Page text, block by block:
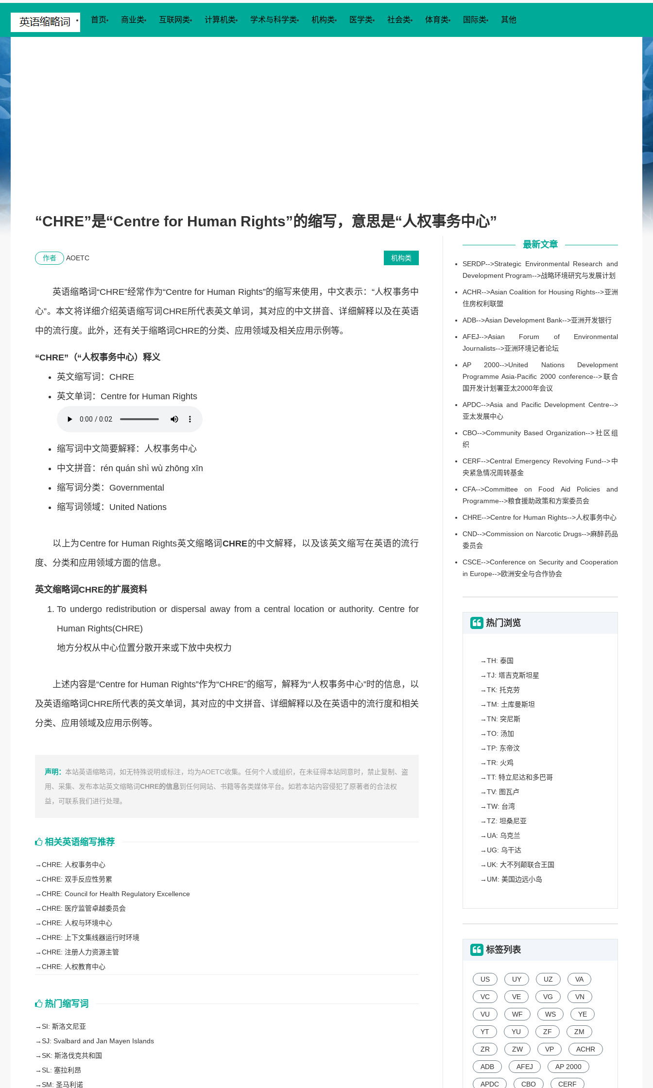
首页 商业类 互联网类 计算机类 学术与科学类 机构类 医学类 社会类 体育类 国际类 其他
“CHRE”是“Centre for Human Rights”的缩写，意思是“人权事务中心”
机构类
作者 AOETC
英语缩略词“CHRE”经常作为“Centre for Human Rights”的缩写来使用，中文表示：“人权事务中
心”。本文将详细介绍英语缩写词CHRE所代表英文单词，其对应的中文拼音、详细解释以及在英语
中的流行度。此外，还有关于缩略词CHRE的分类、应用领域及相关应用示例等。
“CHRE”（“人权事务中心）释义
英文缩写词：CHRE
英文单词：Centre for Human Rights
缩写词中文简要解释：人权事务中心
中文拼音：rén quán shì wù zhōng xīn
缩写词分类：Governmental
缩写词领域：United Nations
以上为Centre for Human Rights英文缩略词 CHRE的中文解释，以及该英文缩写在英语的流行
度、分类和应用领域方面的信息。
英文缩略词CHRE的扩展资料
To undergo redistribution or dispersal away from a central location or authority. Centre for
Human Rights(CHRE)
地方分权从中心位置分散开来或下放中央权力
上述内容是“Centre for Human Rights”作为“CHRE”的缩写，解释为“人权事务中心”时的信息，以
及英语缩略词CHRE所代表的英文单词，其对应的中文拼音、详细解释以及在英语中的流行度和相关
分类、应用领域及应用示例等。
声明： 本站英语缩略词，如无特殊说明或标注，均为AOETC收集。任何个人或组织，在未征得本站同意时，禁止复制、盗
用、采集、发布本站英文缩略词CHRE的信息到任何网站、书籍等各类媒体平台。如若本站内容侵犯了原著者的合法权
益，可联系我们进行处理。
相关英语缩写推荐
→CHRE: 人权事务中心
→CHRE: 双手反应性劳累
→CHRE: Council for Health Regulatory Excellence
→CHRE: 医疗监管卓越委员会
→CHRE: 人权与环境中心
→CHRE: 上下文集线器运行时环境
→CHRE: 注册人力资源主管
→CHRE: 人权教育中心
热门缩写词
→SI: 斯洛文尼亚
→SJ: Svalbard and Jan Mayen Islands
→SK: 斯洛伐克共和国
→SL: 塞拉利昂
→SM: 圣马利诺
最新文章
SERDP-->Strategic Environmental Research and
Development Program-->战略环境研究与发展计划
ACHR-->Asian Coalition for Housing Rights-->亚洲
住房权利联盟
ADB-->Asian Development Bank-->亚洲开发银行
AFEJ-->Asian Forum of Environmental
Journalists-->亚洲环境记者论坛
AP 2000-->United Nations Development
Programme Asia-Pacific 2000 conference-->联合
国开发计划署亚太2000年会议
APDC-->Asia and Pacific Development Centre-->
亚太发展中心
CBO-->Community Based Organization-->社区组
织
CERF-->Central Emergency Revolving Fund-->中
央紧急情况周转基金
CFA-->Committee on Food Aid Policies and
Programme-->粮食援助政策和方案委员会
CHRE-->Centre for Human Rights-->人权事务中心
CND-->Commission on Narcotic Drugs-->麻醉药品
委员会
CSCE-->Conference on Security and Cooperation
in Europe-->欧洲安全与合作协会
热门浏览
→TH: 泰国
→TJ: 塔吉克斯坦星
→TK: 托克劳
→TM: 土库曼斯坦
→TN: 突尼斯
→TO: 汤加
→TP: 东帝汶
→TR: 火鸡
→TT: 特立尼达和多巴哥
→TV: 图瓦卢
→TW: 台湾
→TZ: 坦桑尼亚
→ UA: 乌克兰
→ UG: 乌干达
→ UK: 大不列颠联合王国
→ UM: 美国边远小岛
标签列表
US UY UZ VA
VC VE VG VN
VU WF WS YE
YT YU ZF ZM
ZR ZW VP ACHR
ADB AFEJ AP 2000
APDC CBO CERF